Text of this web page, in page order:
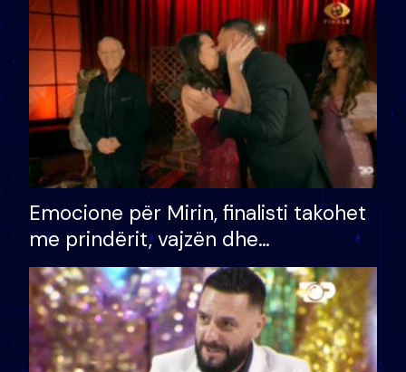
të fituar çmimin e madh
Emocione për Mirin, finalisti takohet
me prindërit, vajzën dhe
bashkëshorten: S’kemi ndonjë letër
divorci apo jo?